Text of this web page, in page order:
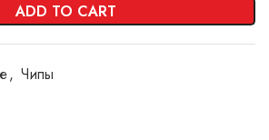
ADD TO CART
, Чипы